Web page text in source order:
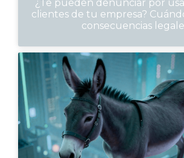
¿Te pueden denunciar por
clientes de tu empresa?
consecuencias